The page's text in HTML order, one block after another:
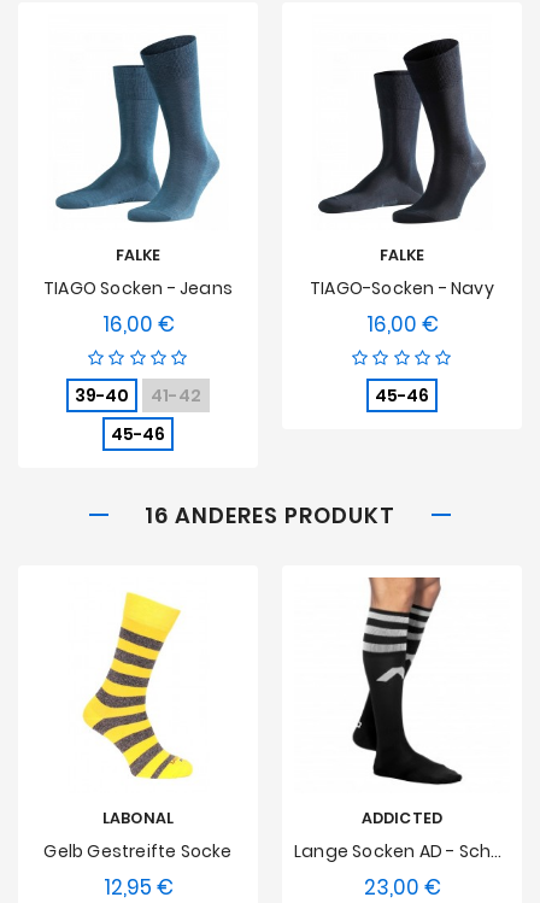
FALKE
TIAGO Socken - Jeans
16,00 €Preis
39-40
41-42
45-46
FALKE
TIAGO-Socken - Navy
16,00 €Preis
45-46
16 ANDERES PRODUKT
LABONAL
Gelb Gestreifte Socke
12,95 €Preis
ADDICTED
Lange Socken AD - Schwarz
23,00 €Preis